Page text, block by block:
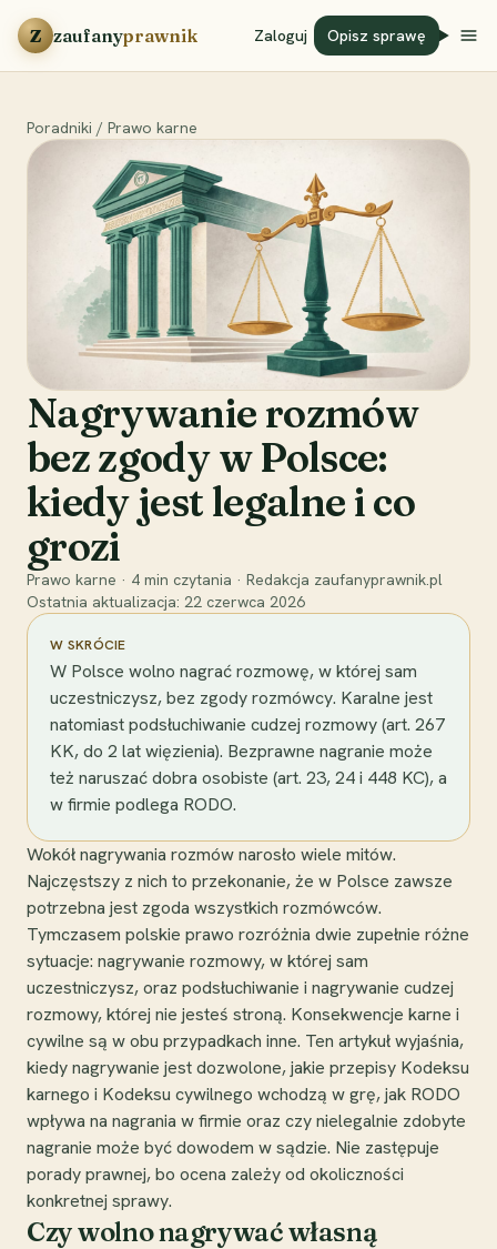
Przejdź do treści
Z zaufanyprawnik Zaloguj Opisz sprawę
Poradniki / Prawo karne
Nagrywanie rozmów
bez zgody w Polsce:
kiedy jest legalne i co
grozi
Prawo karne · 4 min czytania · Redakcja zaufanyprawnik.pl
Ostatnia aktualizacja: 22 czerwca 2026
W SKRÓCIE
W Polsce wolno nagrać rozmowę, w której sam
uczestniczysz, bez zgody rozmówcy. Karalne jest
natomiast podsłuchiwanie cudzej rozmowy (art. 267
KK, do 2 lat więzienia). Bezprawne nagranie może
też naruszać dobra osobiste (art. 23, 24 i 448 KC), a
w firmie podlega RODO.
Wokół nagrywania rozmów narosło wiele mitów.
Najczęstszy z nich to przekonanie, że w Polsce zawsze
potrzebna jest zgoda wszystkich rozmówców.
Tymczasem polskie prawo rozróżnia dwie zupełnie różne
sytuacje: nagrywanie rozmowy, w której sam
uczestniczysz, oraz podsłuchiwanie i nagrywanie cudzej
rozmowy, której nie jesteś stroną. Konsekwencje karne i
cywilne są w obu przypadkach inne. Ten artykuł wyjaśnia,
kiedy nagrywanie jest dozwolone, jakie przepisy Kodeksu
karnego i Kodeksu cywilnego wchodzą w grę, jak RODO
wpływa na nagrania w firmie oraz czy nielegalnie zdobyte
nagranie może być dowodem w sądzie. Nie zastępuje
porady prawnej, bo ocena zależy od okoliczności
konkretnej sprawy.
Czy wolno nagrywać własną